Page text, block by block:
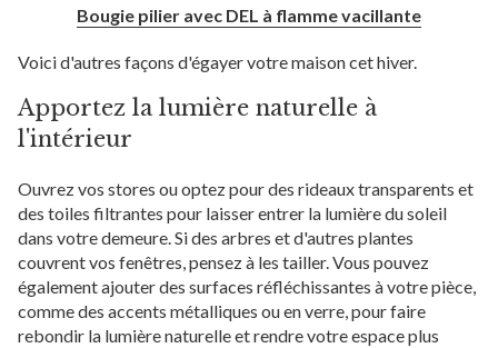
Bougie pilier avec DEL à flamme vacillante
Voici d'autres façons d'égayer votre maison cet hiver.
Apportez la lumière naturelle à
l'intérieur
Ouvrez vos stores ou optez pour des rideaux transparents et
des toiles filtrantes pour laisser entrer la lumière du soleil
dans votre demeure. Si des arbres et d'autres plantes
couvrent vos fenêtres, pensez à les tailler. Vous pouvez
également ajouter des surfaces réfléchissantes à votre pièce,
comme des accents métalliques ou en verre, pour faire
rebondir la lumière naturelle et rendre votre espace plus